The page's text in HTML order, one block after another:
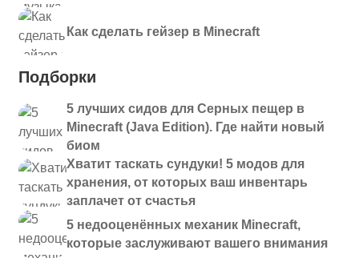
Как сделать гейзер в Minecraft
Подборки
5 лучших сидов для Серных пещер в
Minecraft (Java Edition). Где найти новый
биом
Хватит таскать сундуки! 5 модов для
хранения, от которых ваш инвентарь
заплачет от счастья
5 недооценённых механик Minecraft,
которые заслуживают вашего внимания